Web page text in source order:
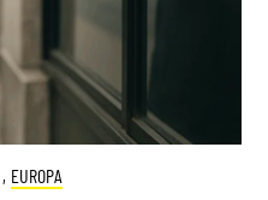
, EUROPA